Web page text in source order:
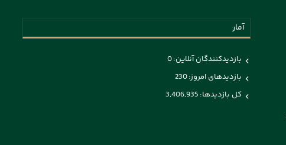
آمار
بازدیدکنندگان آنلاین:0
بازدیدهای امروز:230
کل بازدیدها: 3,406,935